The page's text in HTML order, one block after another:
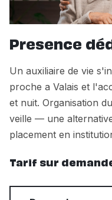
Presence
Un auxiliaire de vie
proche a Valais et
et nuit. Organisation
veille — une
placement en
Tarif sur